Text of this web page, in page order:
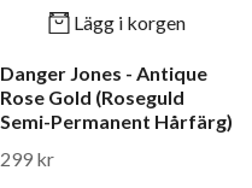
Lägg i korgen
Danger Jones - Antique
Rose Gold (Roseguld
Semi-Permanent Hårfärg)
299 kr